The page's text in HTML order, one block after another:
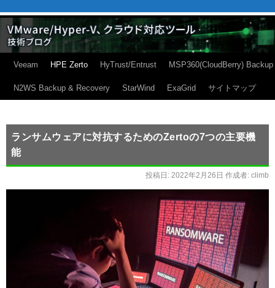
Veeam HPE Zerto HyTrust/Entrust MSP360(CloudBerry) Backup
N2WS Backup & Recovery StarWind ExaGrid サイトマップ
ランサムウェアに対抗するためのZertoの7つの主要機
能
投稿日: 2022年2月26日 作成者: climb